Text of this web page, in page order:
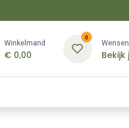
Winkelmand
€ 0,00
0
Bekijk